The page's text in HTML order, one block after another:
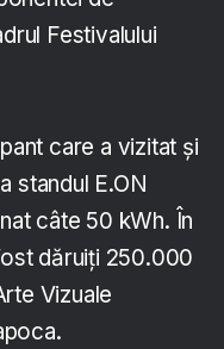
Festivalului
care a vizitat și
standul E.ON
câte 50 kWh. În
dăruiți 250.000
Vizuale